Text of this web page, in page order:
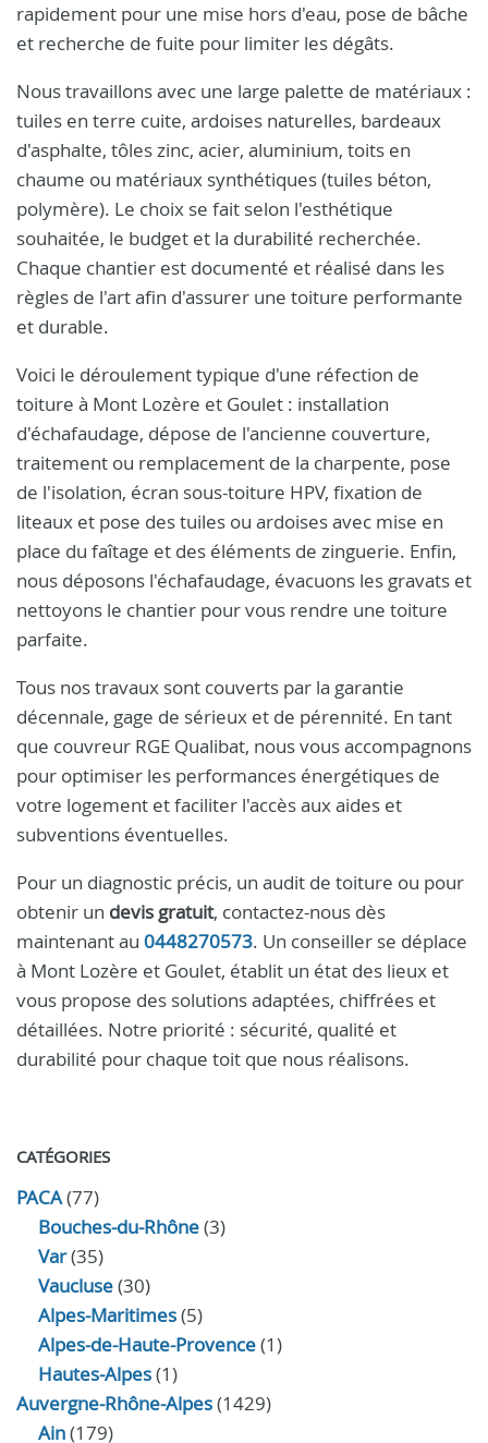
rapidement pour une mise hors d'eau, pose de bâche
et recherche de fuite pour limiter les dégâts.
Nous travaillons avec une large palette de matériaux :
tuiles en terre cuite, ardoises naturelles, bardeaux
d'asphalte, tôles zinc, acier, aluminium, toits en
chaume ou matériaux synthétiques (tuiles béton,
polymère). Le choix se fait selon l'esthétique
souhaitée, le budget et la durabilité recherchée.
Chaque chantier est documenté et réalisé dans les
règles de l'art afin d'assurer une toiture performante
et durable.
Voici le déroulement typique d'une réfection de
toiture à Mont Lozère et Goulet : installation
d'échafaudage, dépose de l'ancienne couverture,
traitement ou remplacement de la charpente, pose
de l'isolation, écran sous-toiture HPV, fixation de
liteaux et pose des tuiles ou ardoises avec mise en
place du faîtage et des éléments de zinguerie. Enfin,
nous déposons l'échafaudage, évacuons les gravats et
nettoyons le chantier pour vous rendre une toiture
parfaite.
Tous nos travaux sont couverts par la garantie
décennale, gage de sérieux et de pérennité. En tant
que couvreur RGE Qualibat, nous vous accompagnons
pour optimiser les performances énergétiques de
votre logement et faciliter l'accès aux aides et
subventions éventuelles.
Pour un diagnostic précis, un audit de toiture ou pour
obtenir un devis gratuit, contactez-nous dès
maintenant au 0448270573. Un conseiller se déplace
à Mont Lozère et Goulet, établit un état des lieux et
vous propose des solutions adaptées, chiffrées et
détaillées. Notre priorité : sécurité, qualité et
durabilité pour chaque toit que nous réalisons.
CATÉGORIES
PACA(77)
Bouches-du-Rhône(3)
Var(35)
Vaucluse(30)
Alpes-Maritimes(5)
Alpes-de-Haute-Provence(1)
Hautes-Alpes(1)
Auvergne-Rhône-Alpes(1429)
Ain(179)